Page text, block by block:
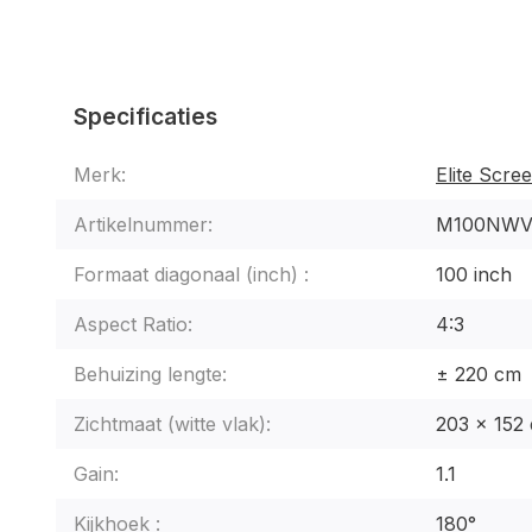
Specificaties
Merk: Elite
Artikelnummer:
Formaat diagonaal (inch) : 100 inch
Aspect Ratio: 4:3
Behuizing lengte: ± 220 cm
Zichtmaat (witte vlak): 203 x 152
Gain: 1.1
Kijkhoek : 180°